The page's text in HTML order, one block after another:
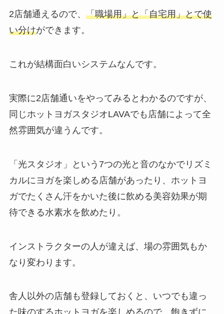
2店舗通えるので、 「職場用」と「自宅用」とで使
い分けができます。
これが結構面白いシステムなんです。
実際に2店舗通いをやってみるとわかるのですが、
同じホットヨガスタジオLAVAでも店舗によって全
然雰囲気が違うんです。
「光スタジオ」
という7つの光と音のなかでリズミ
カルにヨガを楽しめる店舗があったり、ホットヨ
ガでたくさん汗をかいた後に飲める美容効果が期
待できる水素水を飲めたり。
インストラクターの人が違えば、場の雰囲気もか
なり変わります。
舎人以外の店舗も登録しておくと、いつでも違っ